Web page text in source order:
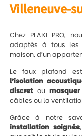
Villeneuve-
Chez PLAKI PRO,
adaptés à tous les
maison, d’un
Le faux plafond
l’isolation
discret ou
câbles ou la
Grâce à notre
installation soignée